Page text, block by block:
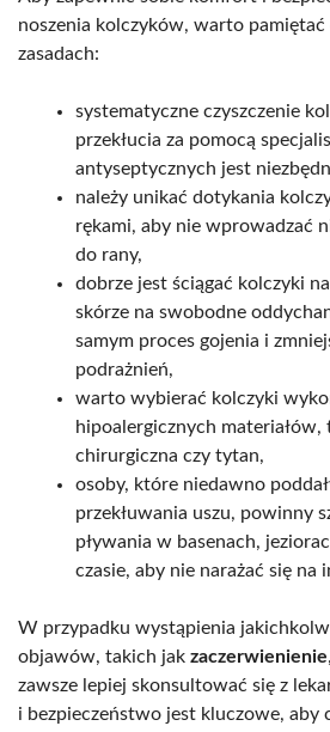
noszenia kolczyków, warto
zasadach:
systematyczne czyszczenie
przekłucia za pomocą
antyseptycznych jest
należy unikać dotykania
rękami, aby nie wprowadzać
do rany,
dobrze jest ściągać kolczyki
skórze na swobodne
samym proces gojenia i
podrażnień,
warto wybierać kolczyki
hipoalergicznych materiałów,
chirurgiczna czy tytan,
osoby, które niedawno
przekłuwania uszu, powinny
pływania w basenach,
czasie, aby nie narażać się na
W przypadku wystąpienia
objawów, takich jak zaczerwienienie,
zawsze lepiej skonsultować się z
i bezpieczeństwo jest kluczowe, aby